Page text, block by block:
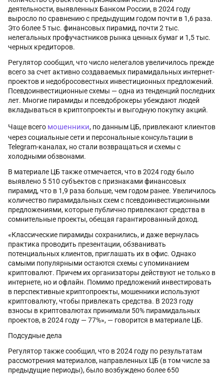
деятельности, выявленных Банком России, в 2024 году
выросло по сравнению с предыдущим годом почти в 1,6 раза.
Это более 5 тыс. финансовых пирамид, почти 2 тыс.
нелегальных профучастников рынка ценных бумаг и 1,5 тыс.
черных кредиторов.
Регулятор сообщил, что число нелегалов увеличилось прежде
всего за счет активно создаваемых пирамидальных интернет-
проектов и недобросовестных инвестиционных предложений.
Псевдоинвестиционные схемы — одна из тенденций последних
лет. Многие пирамиды и псевдоброкеры убеждают людей
вкладываться в криптопроекты и выгодную покупку акций.
Чаще всего мошенники, по данным ЦБ, привлекают клиентов
через социальные сети и персональные консультации в
Telegram-каналах, но стали возвращаться и схемы с
холодными обзвонами.
В материале ЦБ также отмечается, что в 2024 году было
выявлено 5 510 субъектов с признаками финансовых
пирамид, что в 1,9 раза больше, чем годом ранее. Увеличилось
количество пирамидальных схем с псевдоинвестиционными
предложениями, которые публично привлекают средства в
сомнительные проекты, обещая гарантированный доход.
«Классические пирамиды сохранились, и даже вернулась
практика проводить презентации, обзванивать
потенциальных клиентов, приглашать их в офис. Однако
самыми популярными остаются схемы с упоминанием
криптовалют. Причем их организаторы действуют не только в
интернете, но и офлайн. Помимо предложений инвестировать
в перспективные криптопроекты, мошенники используют
криптовалюту, чтобы привлекать средства. В 2023 году
взносы в криптовалютах принимали 50% пирамидальных
проектов, в 2024 году — 77%», — говорится в материале ЦБ.
Подсудные дела
Регулятор также сообщил, что в 2024 году по результатам
рассмотрения материалов, направленных ЦБ (в том числе за
предыдущие периоды), было возбуждено более 650